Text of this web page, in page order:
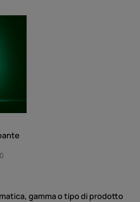
gamma o tipo di prodotto